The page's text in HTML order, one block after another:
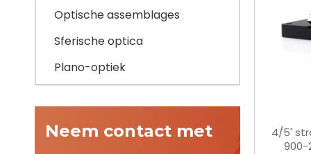
Optische assemblages
Sferische optica
Plano-optiek
Neem contact met
4/5'
900-